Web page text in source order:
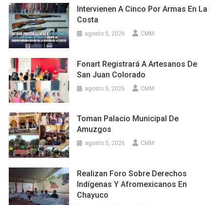
Intervienen A Cinco Por Armas En La
Costa
agosto 5, 2026 CMM
Fonart Registrará A Artesanos De
San Juan Colorado
agosto 5, 2026 CMM
Toman Palacio Municipal De
Amuzgos
agosto 5, 2026 CMM
Realizan Foro Sobre Derechos
Indígenas Y Afromexicanos En
Chayuco